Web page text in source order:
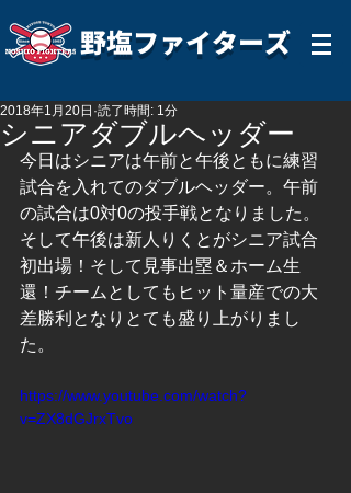
野塩ファイターズ
シニアダブルヘッダー
2018年1月20日 読了時間: 1分
今日はシニアは午前と午後ともに練習
試合を入れてのダブルヘッダー。午前
の試合は0対0の投手戦となりました。
そして午後は新人りくとがシニア試合
初出場！そして見事出塁＆ホーム生
還！チームとしてもヒット量産での大
差勝利となりとても盛り上がりまし
た。
https://www.youtube.com/watch?
v=ZX8dGJrxTvo